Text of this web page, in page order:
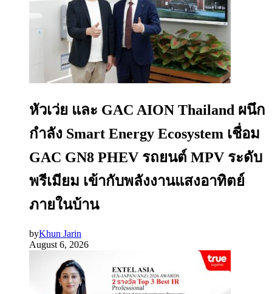
หัวเว่ย และ GAC AION Thailand ผนึก
กำลัง Smart Energy Ecosystem เชื่อม
GAC GN8 PHEV รถยนต์ MPV ระดับ
พรีเมียม เข้ากับพลังงานแสงอาทิตย์
ภายในบ้าน
byKhun Jarin
August 6, 2026